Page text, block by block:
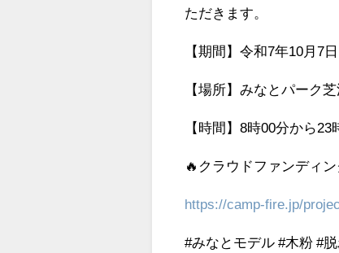
ただきます。
【期間】令和7年10月7
【場所】みなとパーク
【時間】8時00分から
🔥クラウドファンディ
https://camp-fire.jp/
#みなとモデル #木粉 #